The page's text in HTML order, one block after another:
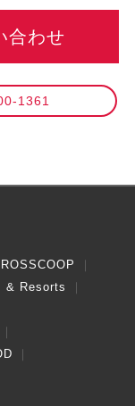
合わせ
1361
& Resorts